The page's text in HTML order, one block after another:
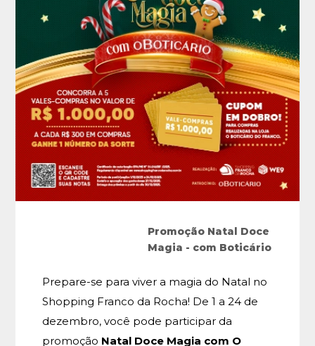
Promoção Natal Doce
Magia - com Boticário
Prepare-se para viver a magia do Natal no
Shopping Franco da Rocha! De 1 a 24 de
dezembro, você pode participar da
promoção Natal Doce Magia com O